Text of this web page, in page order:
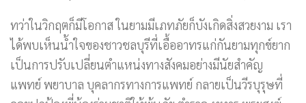
ทว่าในวิกฤตก็มีโอกาส ในยามมีเภทภัยก็บังเกิดสิ่งสวยงาม เรา
ได้พบเห็นน้ำใจของชาวชลบุรีที่เอื้ออาทรแก่กันยามทุกข์ยาก
เป็นการปรับเปลี่ยนตำแหน่งทางสังคมอย่างมีนัยสำคัญ
แพทย์ พยาบาล บุคลากรทางการแพทย์ กลายเป็นวีรบุรุษที่